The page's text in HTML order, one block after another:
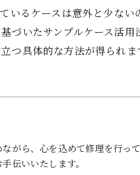
るケースは意外と少な
いたサンプルケース活
つ具体的な方法が得られま
がら、心を込めて修理を行っ
伝いいたします。